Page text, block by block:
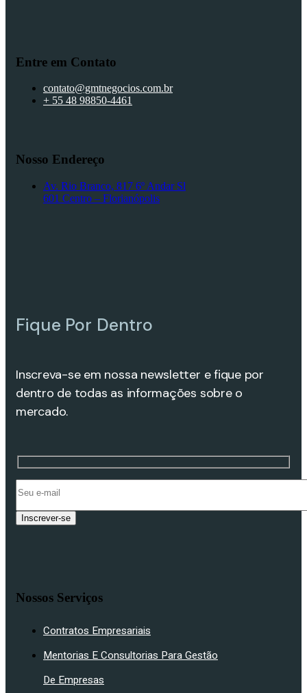
Entre em Contato
contato@gmtnegocios.com.br
+ 55 48 98850-4461
Nosso Endereço
Av. Rio Branco, 817 6º Andar Sl
601 Centro – Florianópolis
Fique Por Dentro
Inscreva-se em nossa newsletter e fique por
dentro de todas as informações sobre o
mercado.
Inscrever-se
Nossos Serviços
Contratos Empresariais
Mentorias E Consultorias Para Gestão
De Empresas